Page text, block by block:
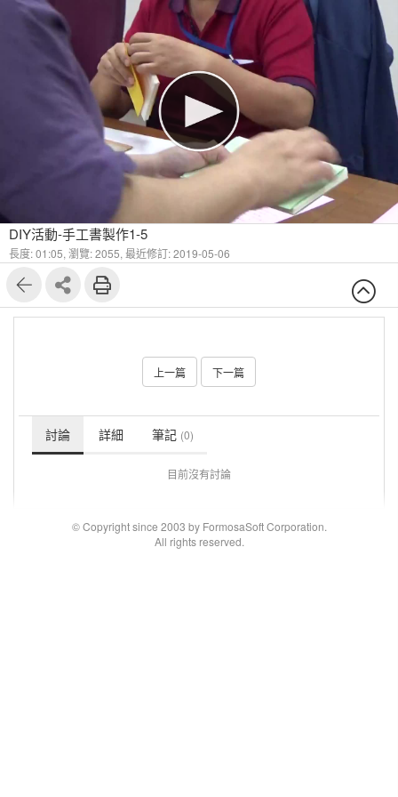
DIY活動-手工書製作1-5
長度: 01:05, 瀏覽: 2055, 最近修訂: 2019-05-06
上一篇 下一篇
討論 詳細 筆記 (0)
目前沒有討論
© Copyright since 2003 by FormosaSoft Corporation.
All rights reserved.